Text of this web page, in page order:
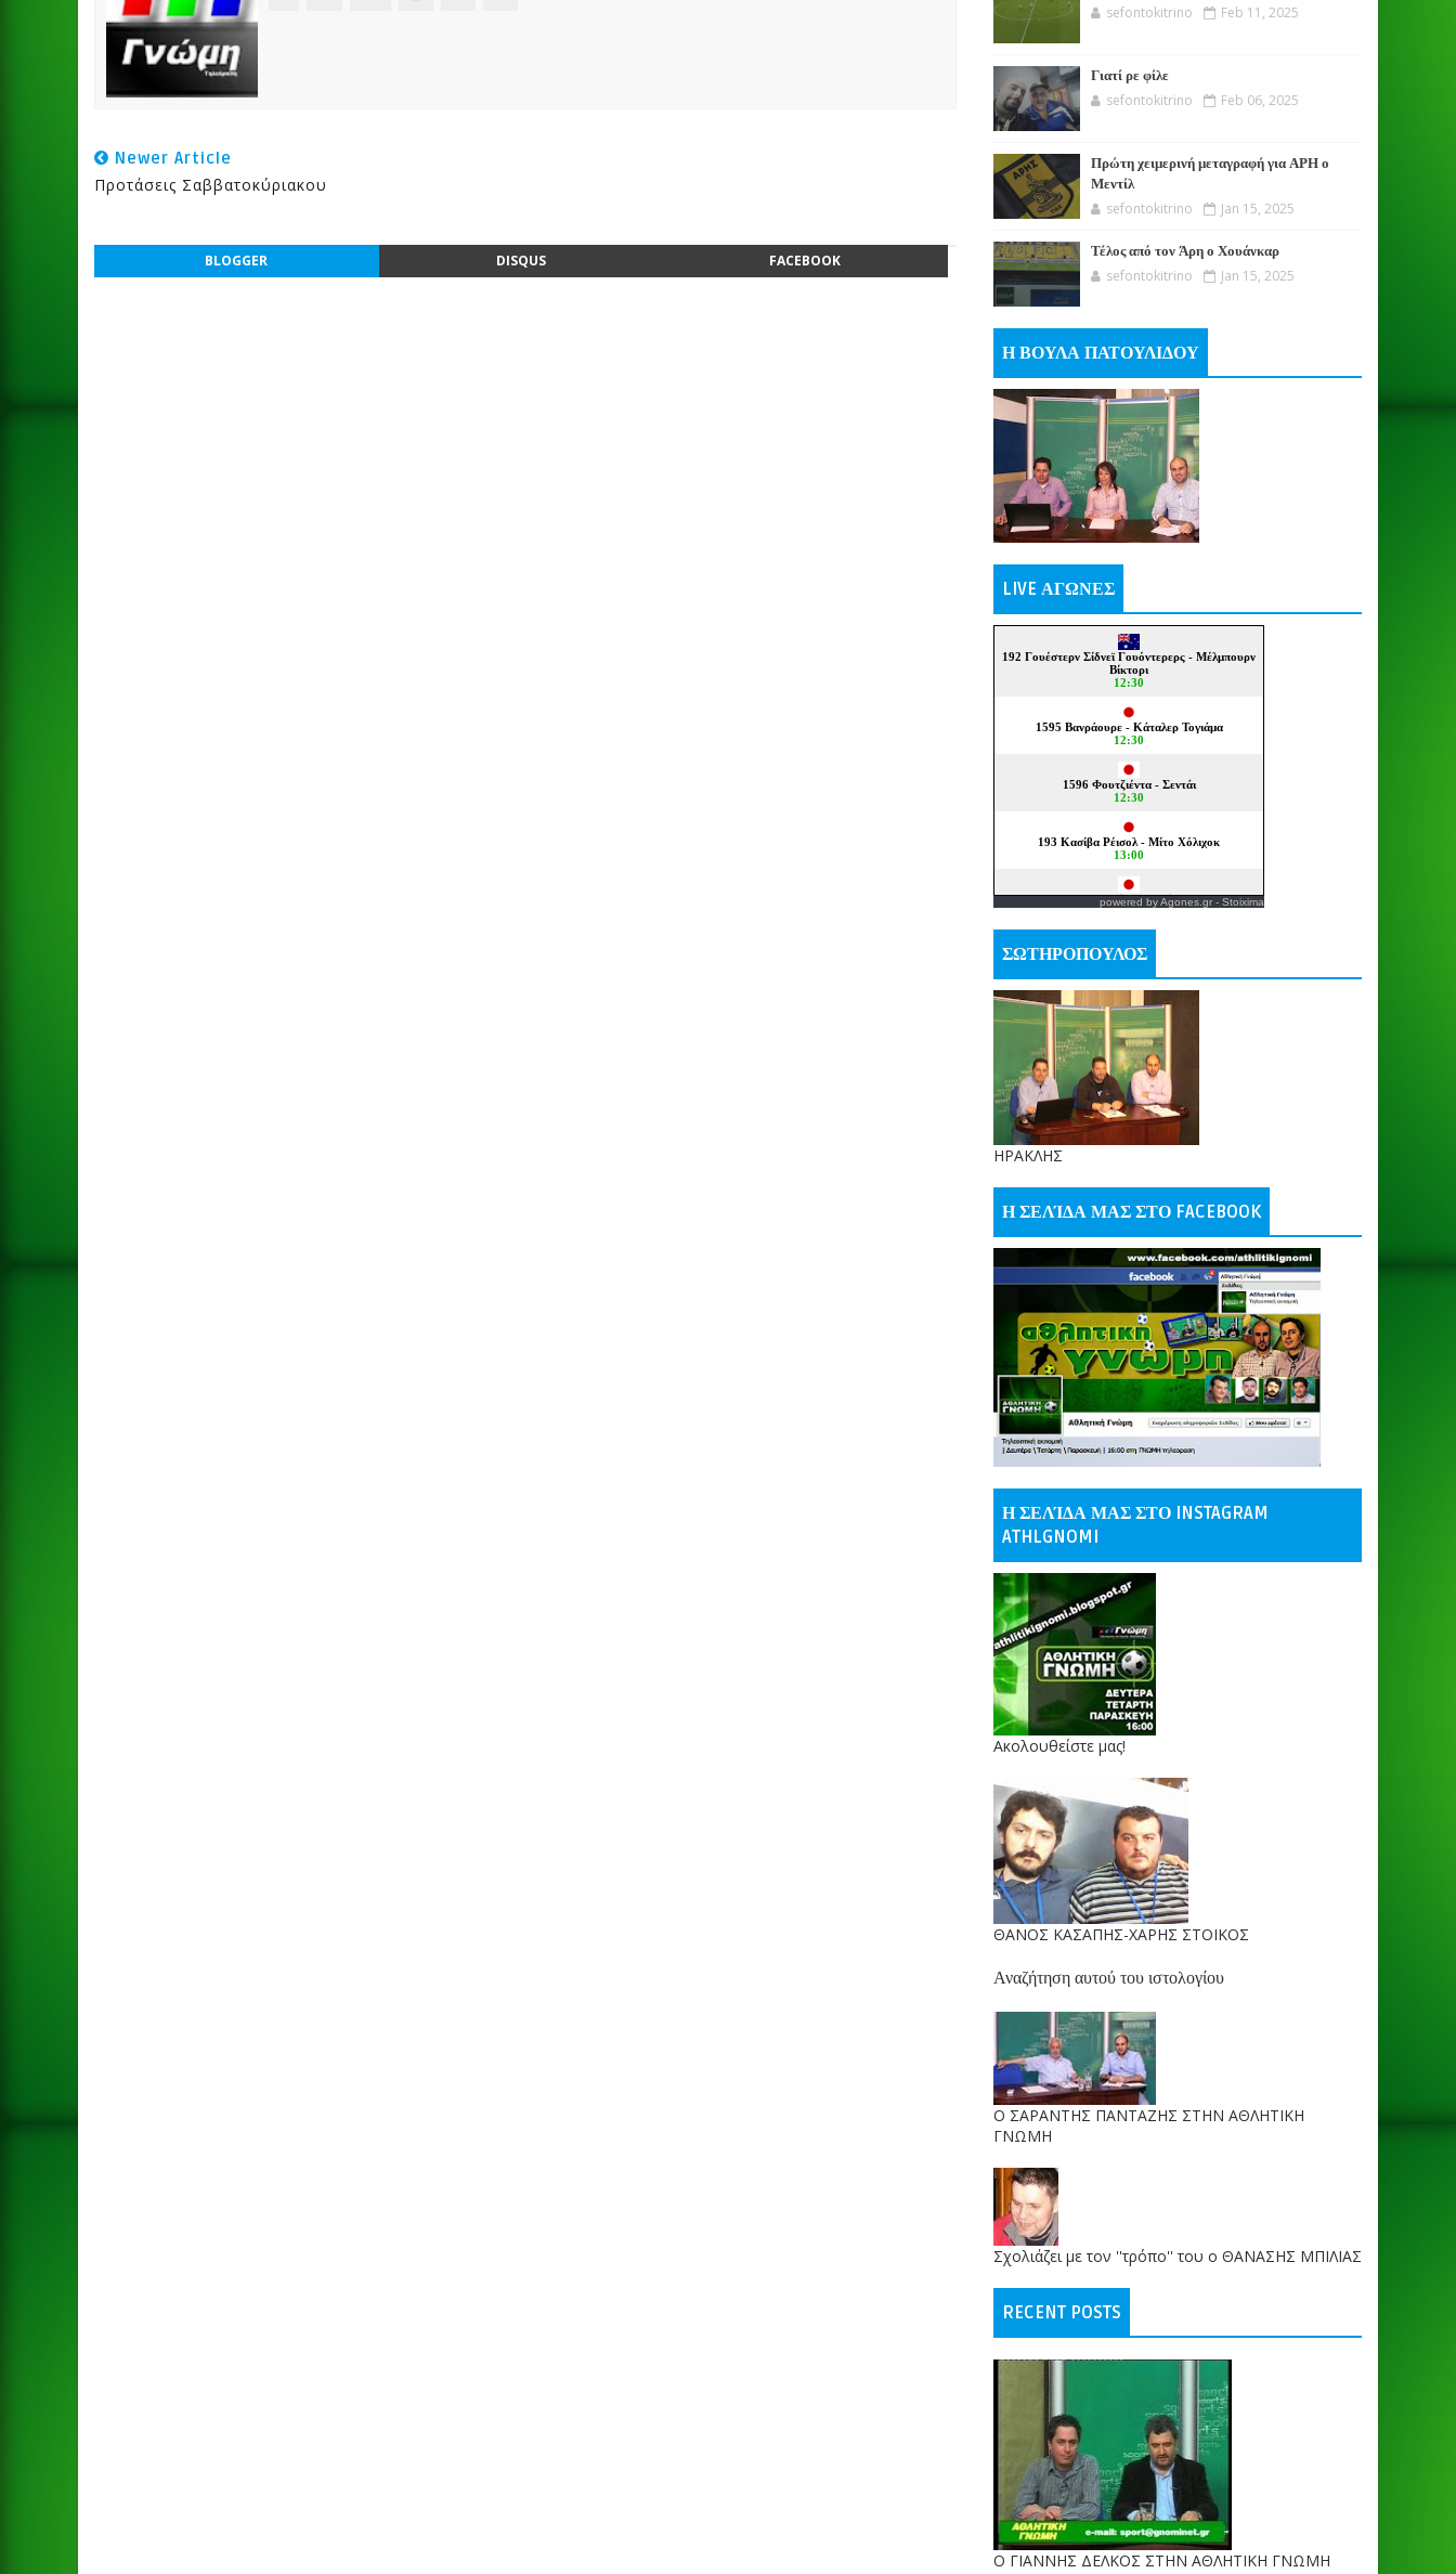
Newer Article
Προτάσεις Σαββατοκύριακου
BLOGGER DISQUS FACEBOOK
sefontokitrino Feb 11, 2025
Γιατί ρε φίλε
sefontokitrino Feb 06, 2025
Πρώτη χειμερινή μεταγραφή για ΑΡΗ ο
Μεντίλ
sefontokitrino Jan 15, 2025
Τέλος από τον Άρη ο Χουάνκαρ
sefontokitrino Jan 15, 2025
Η ΒΟΥΛΑ ΠΑΤΟΥΛΙΔΟΥ
LIVE ΑΓΩΝΕΣ
powered byAgones.gr - Stoixima
ΣΩΤΗΡΟΠΟΥΛΟΣ
ΗΡΑΚΛΗΣ
Η ΣΕΛΊΔΑ ΜΑΣ ΣΤΟ FACEBOOK
Η ΣΕΛΊΔΑ ΜΑΣ ΣΤΟ INSTAGRAM
ATHLGNOMI
Ακολουθείστε μας!
ΘΑΝΟΣ ΚΑΣΑΠΗΣ-ΧΑΡΗΣ ΣΤΟΙΚΟΣ
Αναζήτηση αυτού του ιστολογίου
O ΣΑΡΑΝΤΗΣ ΠΑΝΤΑΖΗΣ ΣΤΗΝ ΑΘΛΗΤΙΚΗ
ΓΝΩΜΗ
Σχολιάζει με τον ''τρόπο'' του ο ΘΑΝΑΣΗΣ ΜΠΙΛΙΑΣ
RECENT POSTS
Ο ΓΙΑΝΝΗΣ ΔΕΛΚΟΣ ΣΤΗΝ ΑΘΛΗΤΙΚΗ ΓΝΩΜΗ